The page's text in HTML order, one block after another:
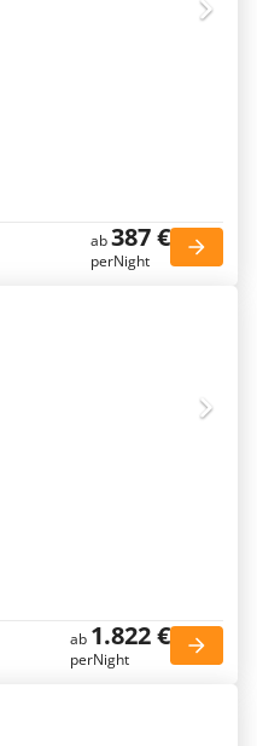
ab387 €
perNight
ab 1.822 €
perNight